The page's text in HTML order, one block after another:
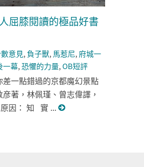
屈膝閱讀的極品好書
意見, 負子獸, 馬惹尼, 府城一
一幕,恐懼的力量,OB短評
一點錯過的京都魔幻景點
著，林佩瑾、曾志偉譯，
原因： 知 實 ...